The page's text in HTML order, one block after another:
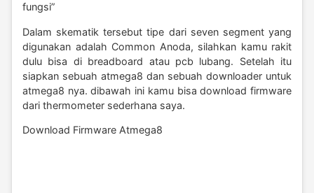
fungsi”
Dalam skematik tersebut tipe dari seven segment yang
digunakan adalah Common Anoda, silahkan kamu rakit
dulu bisa di breadboard atau pcb lubang. Setelah itu
siapkan sebuah atmega8 dan sebuah downloader untuk
atmega8 nya. dibawah ini kamu bisa download firmware
dari thermometer sederhana saya.
Download Firmware Atmega8